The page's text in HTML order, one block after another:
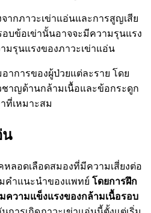
ากภาวะเข่าแอ่นและการสูญเสีย
บข้อเข่านั้นอาจจะมีความรุนแรง
มรุนแรงของภาวะเข่าแอ่น
าการของผู้ป่วยแต่ละราย โดย
าญด้านกล้ามเนื้อและข้อกระดูก
ที่เหมาะสม
น
หลอดเลือดสมองที่มีความเสี่ยงต่อ
คำแนะนำของแพทย์ โดยการฝึก
ความแข็งแรงของกล้ามเนื้อรอบ